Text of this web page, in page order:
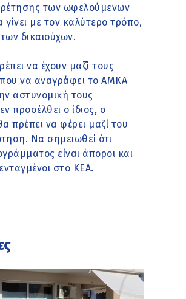
των ωφελούμενων
με τον καλύτερο τρόπο,
δικαιούχων.
να έχουν μαζί τους
να αναγράφει το ΑΜΚΑ
αστυνομική τους
προσέλθει ο ίδιος, ο
πρέπει να φέρει μαζί του
Να σημειωθεί ότι
είναι άποροι και
στο ΚΕΑ.